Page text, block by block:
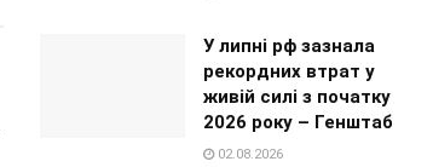
У липні рф зазнала
рекордних втрат у
живій силі з початку
2026 року – Генштаб
02.08.2026